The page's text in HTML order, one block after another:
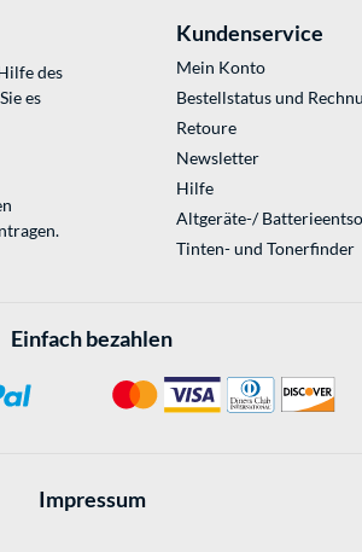
des
es
Kundenservice
Mein Konto
Bestellstatus und
Retoure
Newsletter
Hilfe
Altgeräte-/
Tinten- und Tonerfinder
Einfach bezahlen
Impressum